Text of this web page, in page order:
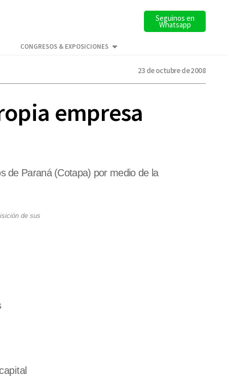
Seguinos en
Whatsapp
CONGRESOS & EXPOSICIONES
23 de octubre de 2008
empresa
de Paraná (Cotapa) por medio de la
de sus